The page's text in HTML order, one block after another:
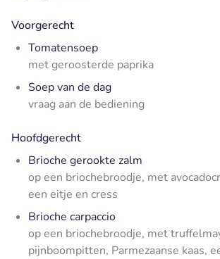
Voorgerecht
Tomatensoep
met geroosterde paprika
Soep van de dag
vraag aan de bediening
Hoofdgerecht
Brioche gerookte zalm
op een briochebroodje, met
een eitje en cress
Brioche carpaccio
op een briochebroodje, met
pijnboompitten, Parmezaanse kaas,